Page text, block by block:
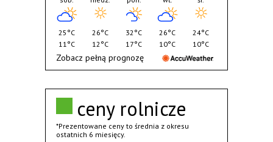
ceny rolnicze
*Prezentowane ceny to średnia z okresu
ostatnich 6 miesięcy.
25°C
11°C
26°C
12°C
32°C
17°C
26°C
10°C
24°C
10°C
Zobacz pełną prognozę